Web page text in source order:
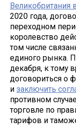
Великобритания
2020 года,
переходном
королевство
том числе
единого рынка.
декабря, к тому
договориться о
и заключить
противном
торговле по
тарифов и